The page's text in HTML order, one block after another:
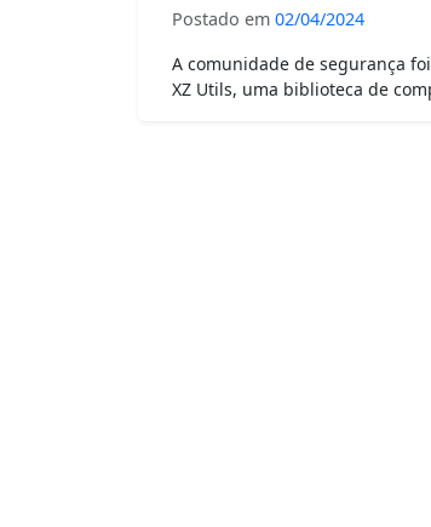
Postado em 02/04/2024
A comunidade de segurança
XZ Utils, uma biblioteca de